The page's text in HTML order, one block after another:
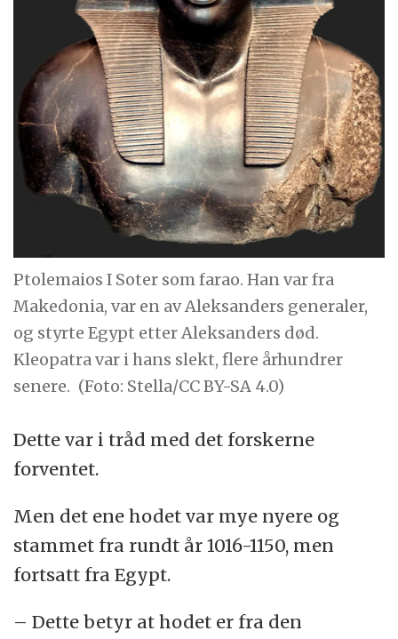
Ptolemaios I Soter som farao. Han var fra
Makedonia, var en av Aleksanders generaler,
og styrte Egypt etter Aleksanders død.
Kleopatra var i hans slekt, flere århundrer
senere. (Foto: Stella/CC BY-SA 4.0)
Dette var i tråd med det forskerne
forventet.
Men det ene hodet var mye nyere og
stammet fra rundt år 1016-1150, men
fortsatt fra Egypt.
– Dette betyr at hodet er fra den